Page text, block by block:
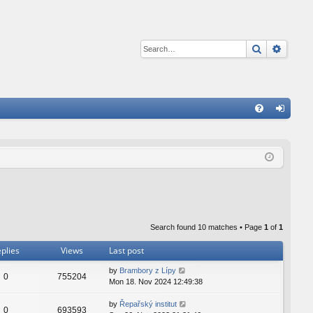
Search
in
Search found 10 matches • Page 1 of 1
Views Last post
0 755204
by Brambory z Lípy
Mon 18. Nov 2024 12:49:38
0 693593
by Řepařský institut